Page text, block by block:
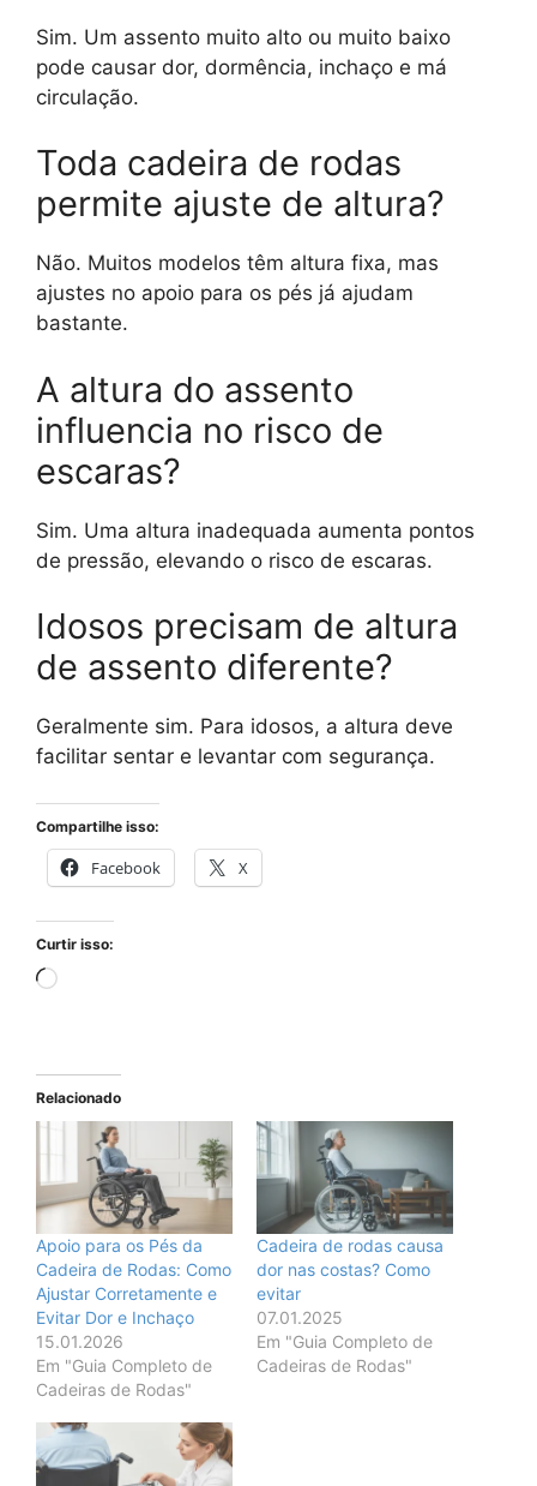
Sim. Um assento muito alto ou muito baixo
pode causar dor, dormência, inchaço e má
circulação.
Toda cadeira de rodas
permite ajuste de altura?
Não. Muitos modelos têm altura fixa, mas
ajustes no apoio para os pés já ajudam
bastante.
A altura do assento
influencia no risco de
escaras?
Sim. Uma altura inadequada aumenta pontos
de pressão, elevando o risco de escaras.
Idosos precisam de altura
de assento diferente?
Geralmente sim. Para idosos, a altura deve
facilitar sentar e levantar com segurança.
Compartilhe isso:
Facebook X
Curtir isso:
Carregando...
Relacionado
Apoio para os Pés da
Cadeira de Rodas: Como
Ajustar Corretamente e
Evitar Dor e Inchaço
15.01.2026
Em "Guia Completo de
Cadeiras de Rodas"
Cadeira de rodas causa
dor nas costas? Como
evitar
07.01.2025
Em "Guia Completo de
Cadeiras de Rodas"